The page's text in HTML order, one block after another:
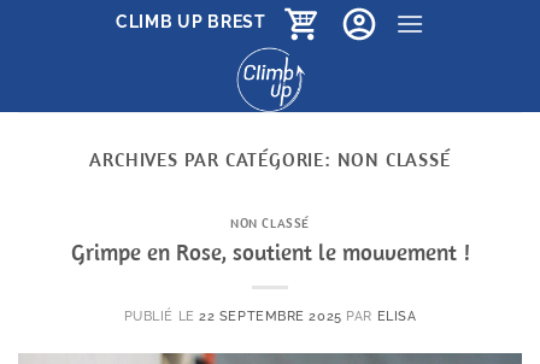
CLIMB UP BREST
ARCHIVES PAR CATÉGORIE: NON CLASSÉ
NON CLASSÉ
Grimpe en Rose, soutient le mouvement !
PUBLIÉ LE22 SEPTEMBRE 2025 PAR ELISA